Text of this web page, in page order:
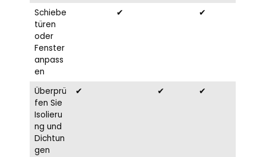
Schiebe
türen
oder
Fenster
anpass
en
✔ ✔
Überprü
fen Sie
Isolieru
ng und
Dichtun
gen
✔ ✔ ✔